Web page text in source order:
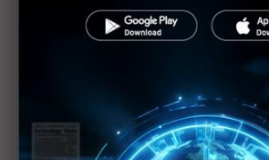
福島第1核電廠可能整個封廠
福島核電廠第1~4號反應爐將廢爐
福島核災沒完沒了 電廠周邊驗出鈽